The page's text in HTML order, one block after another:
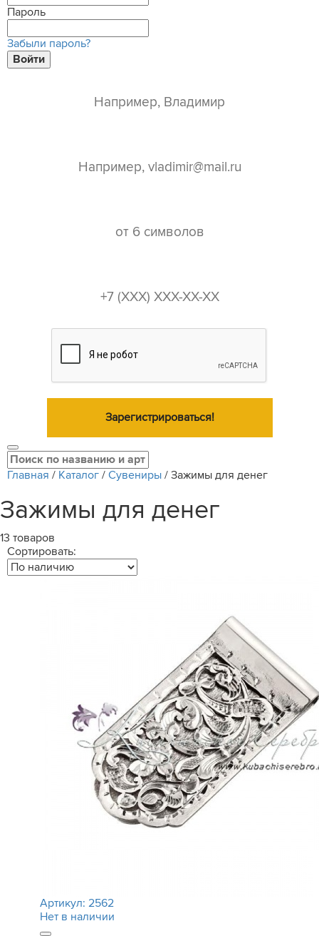
Пароль
Забыли пароль?
Войти
Зарегистрироваться!
Главная / Каталог / Сувениры / Зажимы для денег
Зажимы для денег
13 товаров
Сортировать:
Артикул: 2562
Нет в наличии